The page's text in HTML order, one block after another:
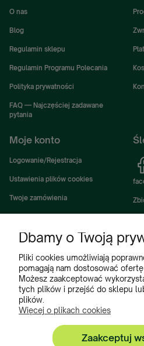
O nas
Blog
Regulamin sklepu
Regulamin Programu Polecania
Polityka prywatności
FAQ — Najczęściej zadawane
pytania
Moje konto
Logowanie/Rejestracja
Ustawienia plików cookies
Twoje zamówienia
Ulubione
Dbamy o Twoją
Pliki cookies umożliwiają
pomagają nam dostosować
Możesz zaakceptować
tych plików i przejść do sklepu
plików.
Więcej o plikach cookies
Zaakceptuj